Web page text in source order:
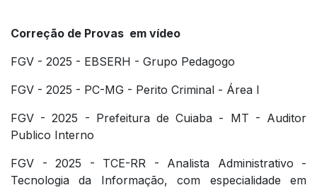
Correção de Provas em vídeo
FGV - 2025 - EBSERH - Grupo Pedagogo
FGV - 2025 - PC-MG - Perito Criminal - Área I​
FGV - 2025 - Prefeitura de Cuiaba - MT - Auditor
Publico Interno
FGV - 2025 - TCE-RR - Analista Administrativo -
Tecnologia da Informação, com especialidade em